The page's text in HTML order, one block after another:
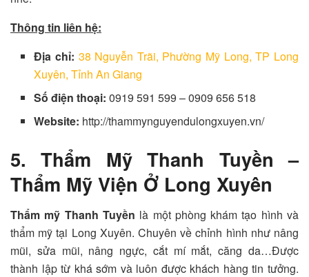
Thông tin liên hệ:
Địa chỉ: 38 Nguyễn Trãi, Phường Mỹ Long, TP Long
Xuyên, Tỉnh An Giang
Số điện thoại:0919 591 599 – 0909 656 518
Website: http://thammynguyendulongxuyen.vn/
5. Thẩm Mỹ Thanh Tuyền –
Thẩm Mỹ Viện Ở Long Xuyên
Thẩm mỹ Thanh Tuyền là một phòng khám tạo hình và
thẩm mỹ tại Long Xuyên. Chuyên về chỉnh hình như nâng
mũi, sửa mũi, nâng ngực, cắt mí mắt, căng da…Được
thành lập từ khá sớm và luôn được khách hàng tin tưởng.